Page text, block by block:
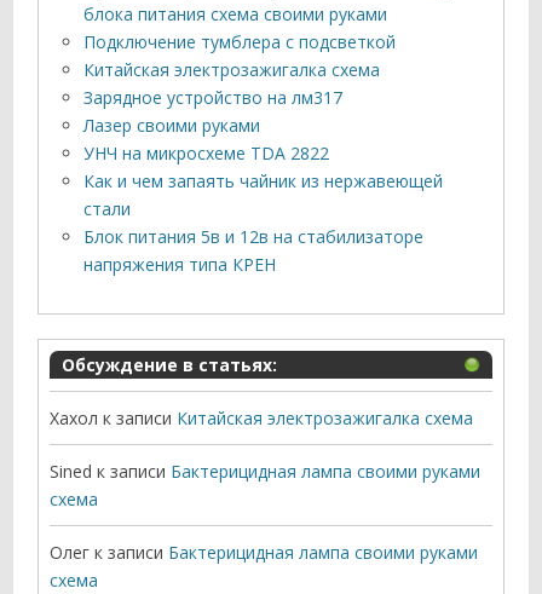
блока питания схема своими руками
Подключение тумблера с подсветкой
Китайская электрозажигалка схема
Зарядное устройство на лм317
Лазер своими руками
УНЧ на микросхеме TDA 2822
Как и чем запаять чайник из нержавеющей
стали
Блок питания 5в и 12в на стабилизаторе
напряжения типа КРЕН
Обсуждение в статьях:
Хахол к записи Китайская электрозажигалка схема
Sined к записи Бактерицидная лампа своими руками
схема
Олег к записи Бактерицидная лампа своими руками
схема